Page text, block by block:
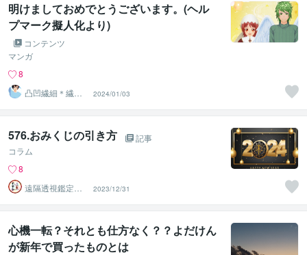
明けましておめでとうございます。(ヘル
プマーク擬人化より)
コンテンツ
マンガ
8
凸凹繊細＊繊細
親子発達親子の
お話相手
2024/01/03
576.おみくじの引き方
記事
コラム
8
遠隔透視鑑定
師・すずか✡
2023/12/31
心機一転？それとも仕方なく？？よだけん
が新年で買ったものとは